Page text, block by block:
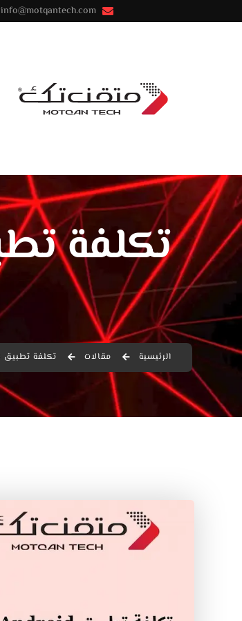
info@motqantech.com
الرئيسية مقالات تكلفة تطبيق ANDROID: عوامل التسعير وخريطة MVP عملية